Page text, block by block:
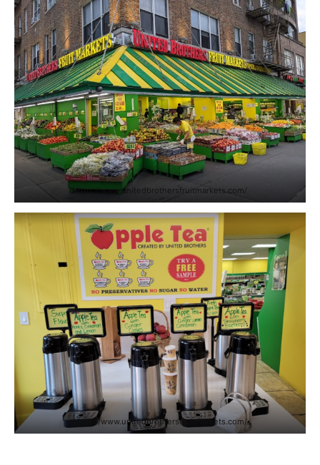
https://www.unitedbrothersfruitmarkets.com/
https://www.unitedbrothersfruitmarkets.com/